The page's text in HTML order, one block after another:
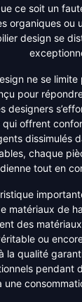
ce soit un
organiques ou
design se
ne se
pour
designers
qui offrent
dissimulés
chaque
tout en
matériaux de
des
ou
la qualité
pendant
une